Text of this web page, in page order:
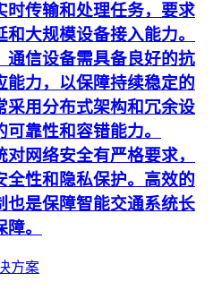
时传输和处理任务，要求
大规模设备接入能力。
通信设备需具备良好的抗
能力，以保障持续稳定的
采用分布式架构和冗余设
靠性和容错能力。
网络安全有严格要求，
全性和隐私保护。高效的
也是保障智能交通系统长
。
方案